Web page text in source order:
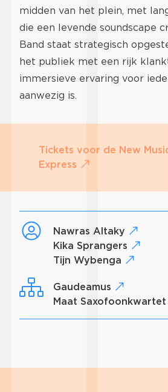
midden van het plein, met
die een levende soundscape
Band staat strategisch
het publiek met een rijk
immersieve ervaring voor
aanwezig is.
Tickets voor de New
Express
Nawras Altaky
Kika Sprangers
Tijn Wybenga
Gaudeamus
Maat Saxofoonkwartet